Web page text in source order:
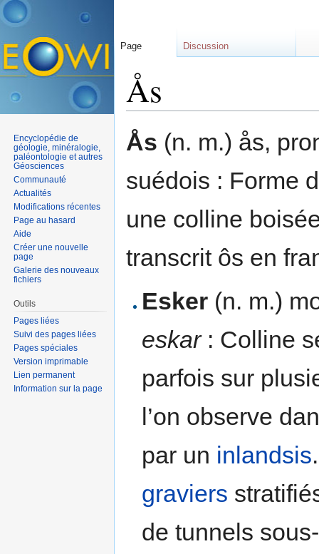
Ås
Ås (n. m.) ås,
suédois : Forme
une colline
transcrit ôs en
Esker (n. m.)
eskar: Colline
parfois sur
l’on observe
par un inlandsis
graviers
de tunnels
Page Discussion
Encyclopédie de
géologie, minéralogie,
paléontologie et autres
Géosciences
Communauté
Actualités
Modifications récentes
Page au hasard
Aide
Créer une nouvelle
page
Galerie des nouveaux
fichiers
Outils
Pages liées
Suivi des pages liées
Pages spéciales
Version imprimable
Lien permanent
Information sur la page